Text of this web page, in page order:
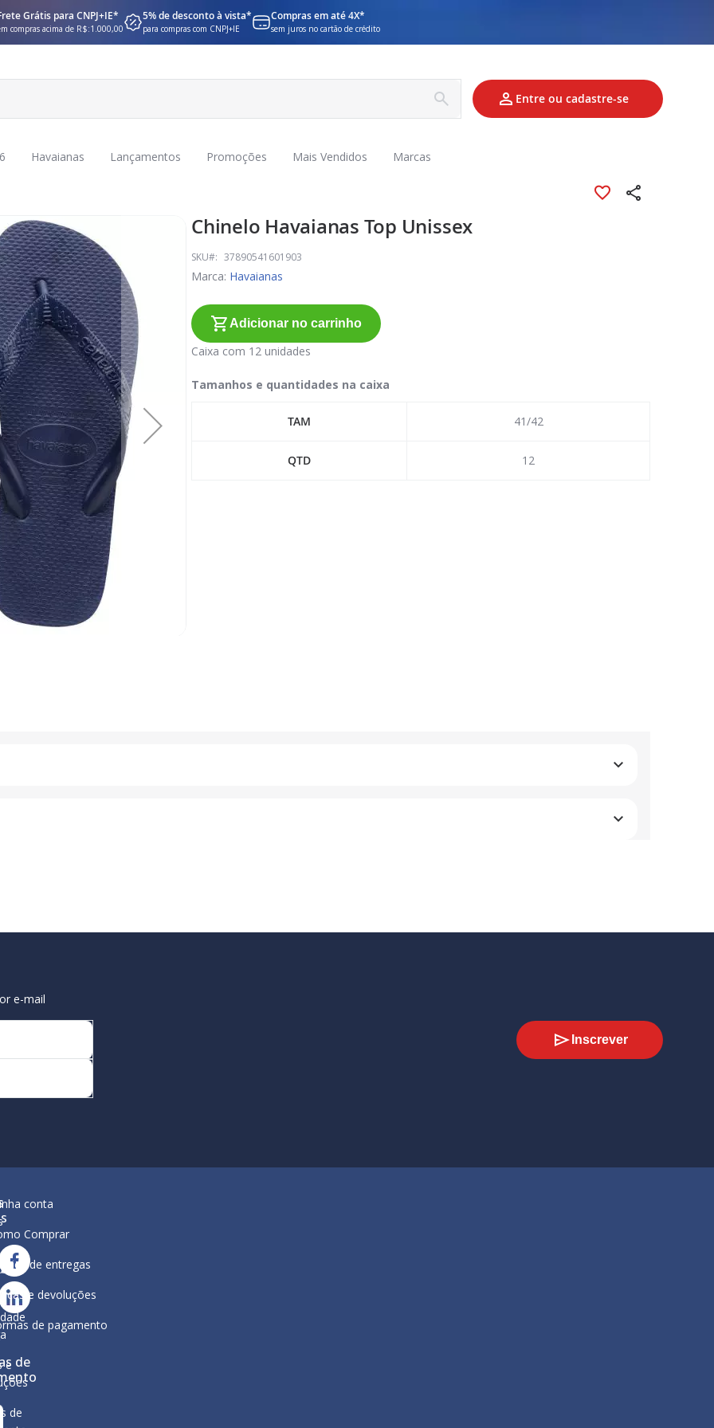
Grátis para CNPJ+IE*
compras acima de R$:1.000,00
5% de desconto à vista*
para compras com CNPJ+IE
Compras em até 4X*
sem juros no cartão de crédito
Entre ou cadastre-se
Havaianas Lançamentos Promoções Mais Vendidos Marcas
Chinelo Havaianas Top Unissex
SKU 37890541601903
Marca: Havaianas
Adicionar no carrinho
Caixa com 12 unidades
Tamanhos e quantidades na caixa
TAM 41/42
QTD 12
e-mail
Inscrever
e
de
de
de
conta
Comprar
de entregas
e devoluções
de pagamento